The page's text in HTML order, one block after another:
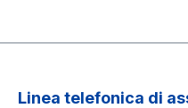
Linea telefonica di